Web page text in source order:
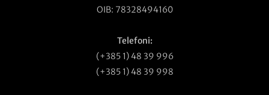
OIB: 78328494160
Telefoni:
(+385 1) 48 39 996
(+385 1) 48 39 998